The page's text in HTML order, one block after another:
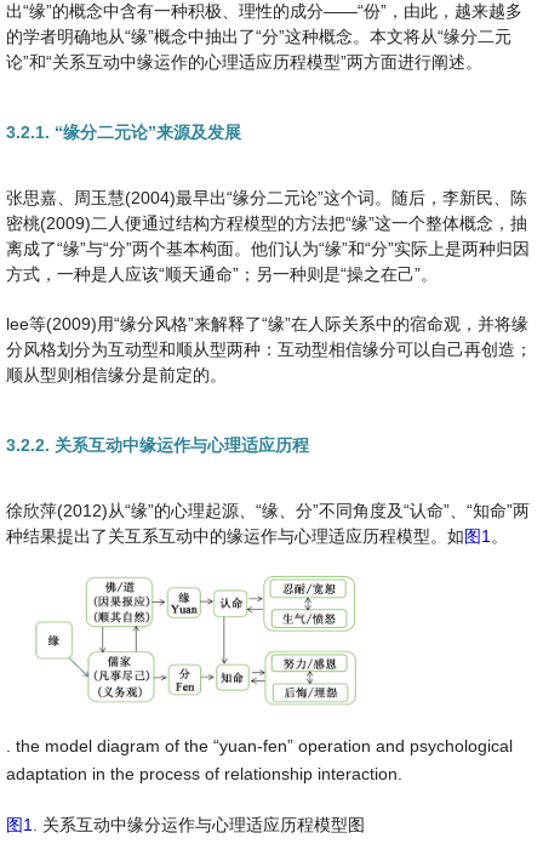
出“缘”的概念中含有一种积极、理性的成分——“份”，由此，越来越多
的学者明确地从“缘”概念中抽出了“分”这种概念。本文将从“缘分二元
论”和“关系互动中缘运作的心理适应历程模型”两方面进行阐述。
3.2.1. “缘分二元论”来源及发展
张思嘉、周玉慧(2004)最早出“缘分二元论”这个词。随后，李新民、陈
密桃(2009)二人便通过结构方程模型的方法把“缘”这一个整体概念，抽
离成了“缘”与“分”两个基本构面。他们认为“缘”和“分”实际上是两种归因
方式，一种是人应该“顺天通命”；另一种则是“操之在己”。
lee等(2009)用“缘分风格”来解释了“缘”在人际关系中的宿命观，并将缘
分风格划分为互动型和顺从型两种：互动型相信缘分可以自己再创造；
顺从型则相信缘分是前定的。
3.2.2. 关系互动中缘运作与心理适应历程
徐欣萍(2012)从“缘”的心理起源、“缘、分”不同角度及“认命”、“知命”两
种结果提出了关互系互动中的缘运作与心理适应历程模型。如图1 。
. the model diagram of the “yuan-fen” operation and psychological
adaptation in the process of relationship interaction.
图1. 关系互动中缘分运作与心理适应历程模型图